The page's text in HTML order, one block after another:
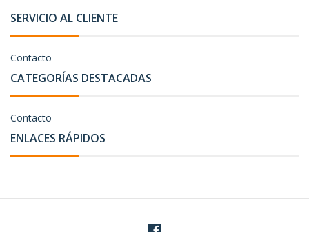
SERVICIO AL CLIENTE
Contacto
CATEGORÍAS DESTACADAS
Contacto
ENLACES RÁPIDOS